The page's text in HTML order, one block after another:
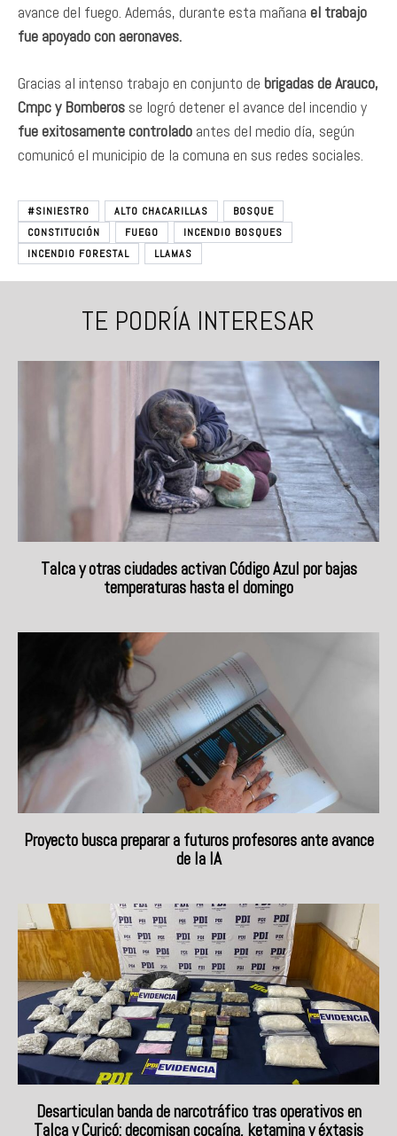
avance del fuego. Además, durante esta mañana el trabajo
fue apoyado con aeronaves.
Gracias al intenso trabajo en conjunto de brigadas de Arauco,
Cmpc y Bomberos se logró detener el avance del incendio y
fue exitosamente controlado antes del medio día, según
comunicó el municipio de la comuna en sus redes sociales.
#SINIESTRO ALTO CHACARILLAS
BOSQUE
CONSTITUCIÓN
FUEGO
INCENDIO BOSQUES
INCENDIO FORESTAL
LLAMAS
TE PODRÍA INTERESAR
Talca y otras ciudades activan Código Azul por bajas
temperaturas hasta el domingo
Proyecto busca preparar a futuros profesores ante avance
de la IA
Desarticulan banda de narcotráfico tras operativos en
Talca y Curicó: decomisan cocaína, ketamina y éxtasis